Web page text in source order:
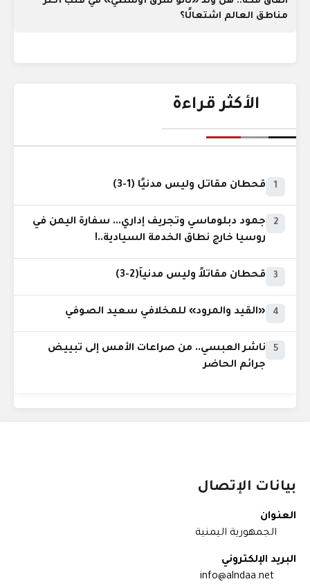
مناطق العالم اشتعالًا؟
الأكثر قراءة
1 قحطان مقاتل وليس مدنيًا (1-3)
2
جمود دبلوماسي وتجريف إداري... سفارة اليمن في
روسيا خارج نطاق الخدمة السيادية..!
3 قحطان مقاتلاً وليس مدنياً(2-3)
4 «القيد والمرود» للمخلافي سعيد الصوفي
5
ناشر العبسي.. من صراعات الأمس إلى تبييض
جرائم الحاضر
بيانات الإتصال
العنوان
الجمهورية اليمنية
البريد الإلكتروني
info@alndaa.net